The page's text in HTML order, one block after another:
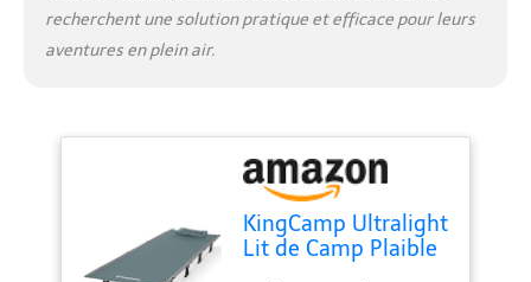
recherchent une solution pratique et efficace pour leurs
aventures en plein air.
KingCamp Ultralight
Lit de Camp Plaible